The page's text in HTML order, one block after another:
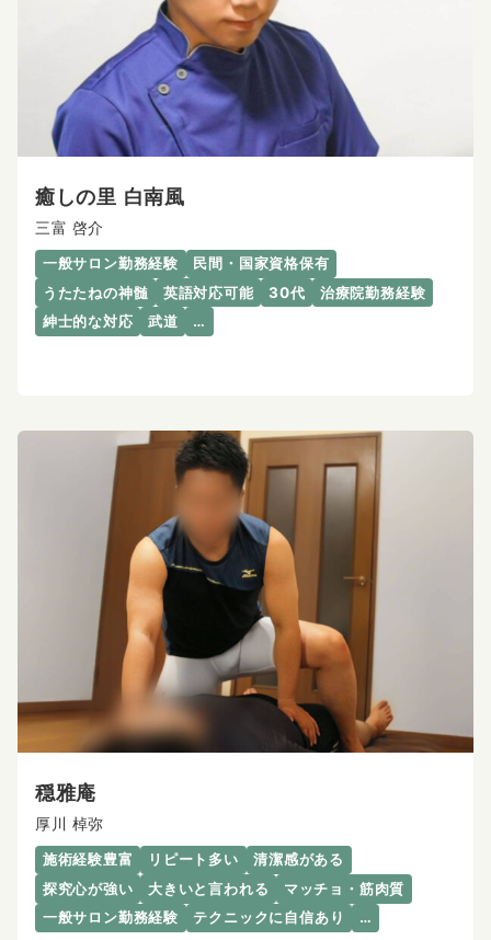
癒しの里 白南風
三富 啓介
一般サロン勤務経験
民間・国家資格保有
うたたねの神髄
英語対応可能 30代
治療院勤務経験
紳士的な対応
武道 …
穏雅庵
厚川 棹弥
施術経験豊富 リピート多い
清潔感がある
探究心が強い
大きいと言われる
マッチョ・筋肉質
一般サロン勤務経験
テクニックに自信あり …